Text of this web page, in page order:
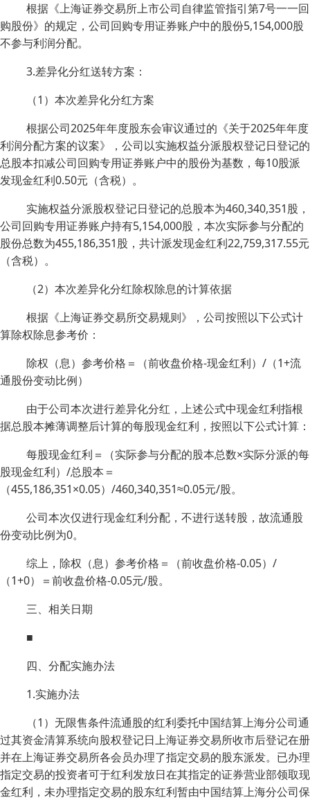
根据《上海证券交易所上市公司自律监管指引第7号一一回
购股份》的规定，公司回购专用证券账户中的股份5,154,000股
不参与利润分配。
3.差异化分红送转方案：
（1）本次差异化分红方案
根据公司2025年年度股东会审议通过的《关于2025年年度
利润分配方案的议案》，公司以实施权益分派股权登记日登记的
总股本扣减公司回购专用证券账户中的股份为基数，每10股派
发现金红利0.50元（含税）。
实施权益分派股权登记日登记的总股本为460,340,351股，
公司回购专用证券账户持有5,154,000股，本次实际参与分配的
股份总数为455,186,351股，共计派发现金红利22,759,317.55元
（含税）。
（2）本次差异化分红除权除息的计算依据
根据《上海证券交易所交易规则》，公司按照以下公式计
算除权除息参考价：
除权（息）参考价格＝（前收盘价格-现金红利）/（1+流
通股份变动比例）
由于公司本次进行差异化分红，上述公式中现金红利指根
据总股本摊薄调整后计算的每股现金红利，按照以下公式计算：
每股现金红利＝（实际参与分配的股本总数×实际分派的每
股现金红利）/总股本＝
（455,186,351×0.05）/460,340,351≈0.05元/股。
公司本次仅进行现金红利分配，不进行送转股，故流通股
份变动比例为0。
综上，除权（息）参考价格＝（前收盘价格-0.05）/
（1+0）＝前收盘价格-0.05元/股。
三、相关日期
■
四、分配实施办法
1.实施办法
（1）无限售条件流通股的红利委托中国结算上海分公司通
过其资金清算系统向股权登记日上海证券交易所收市后登记在册
并在上海证券交易所各会员办理了指定交易的股东派发。已办理
指定交易的投资者可于红利发放日在其指定的证券营业部领取现
金红利，未办理指定交易的股东红利暂由中国结算上海分公司保